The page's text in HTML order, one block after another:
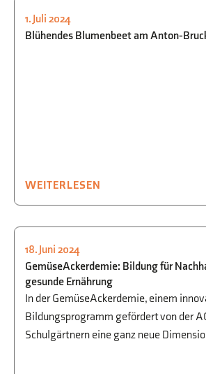
SCHULGARTEN
1. Juli 2024
Blühendes Blumenbeet am Anton-
WEITERLESEN
SCHULGARTEN
WAHLUNTERRICHT
18. Juni 2024
GemüseAckerdemie: Bildung für
gesunde Ernährung
In der GemüseAckerdemie, einem
Bildungsprogramm gefördert von der
Schulgärtnern eine ganz neue